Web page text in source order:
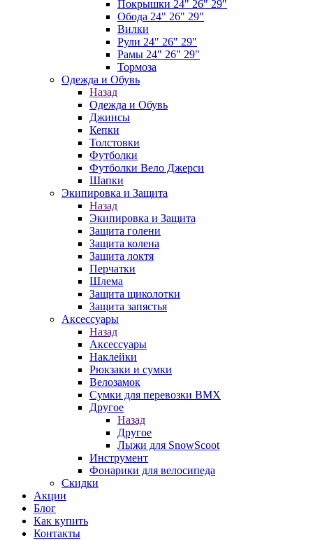
Покрышки 24" 26" 29"
Обода 24" 26" 29"
Вилки
Рули 24" 26" 29"
Рамы 24" 26" 29"
Тормоза
Одежда и Обувь
Назад
Одежда и Обувь
Джинсы
Кепки
Толстовки
Футболки
Футболки Вело Джерси
Шапки
Экипировка и Защита
Назад
Экипировка и Защита
Защита голени
Защита колена
Защита локтя
Перчатки
Шлема
Защита щиколотки
Защита запястья
Аксессуары
Назад
Аксессуары
Наклейки
Рюкзаки и сумки
Велозамок
Сумки для перевозки BMX
Другое
Назад
Другое
Лыжи для SnowScoot
Инструмент
Фонарики для велосипеда
Скидки
Акции
Блог
Как купить
Контакты